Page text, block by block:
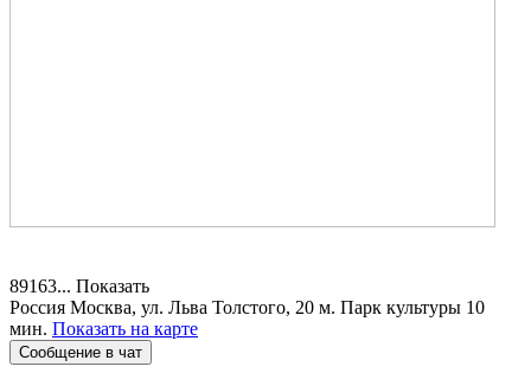
89163... Показать
Россия Москва, ул. Льва Толстого, 20 м. Парк культуры 10
мин. Показать на карте
Сообщение в чат